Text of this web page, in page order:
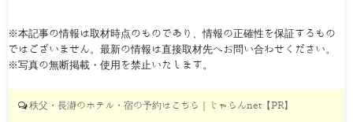
※本記事の情報は取材時点のものであり、情報の正確性を保証するもの
ではございません。最新の情報は直接取材先へお問い合わせください。
※写真の無断掲載・使用を禁止いたします。
秩父・長瀞のホテル・宿の予約はこちら｜じゃらんnet【PR】